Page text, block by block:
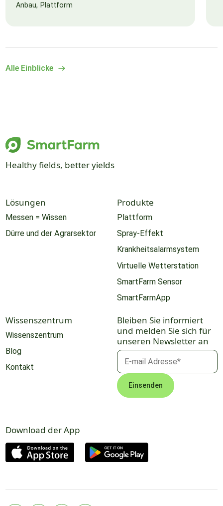
Anbau Plattform
Alle Einblicke
Healthy fields, better yields
Lösungen
Messen = Wissen
Dürre und der Agrarsektor
Produkte
Plattform
Spray-Effekt
Krankheitsalarmsystem
Virtuelle Wetterstation
SmartFarm Sensor
SmartFarmApp
Wissenszentrum
Wissenszentrum
Blog
Kontakt
Bleiben Sie informiert
und melden Sie sich für
unseren Newsletter an
Download der App